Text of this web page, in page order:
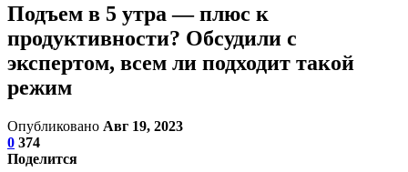
Подъем в 5 утра — плюс к
продуктивности? Обсудили с
экспертом, всем ли подходит такой
режим
Опубликовано Авг 19, 2023
0 374
Поделится